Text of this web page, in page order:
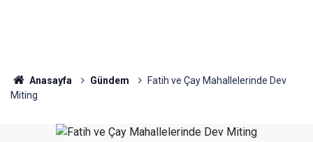
Anasayfa Gündem
Fatih ve Çay Mahallelerinde Dev
Miting